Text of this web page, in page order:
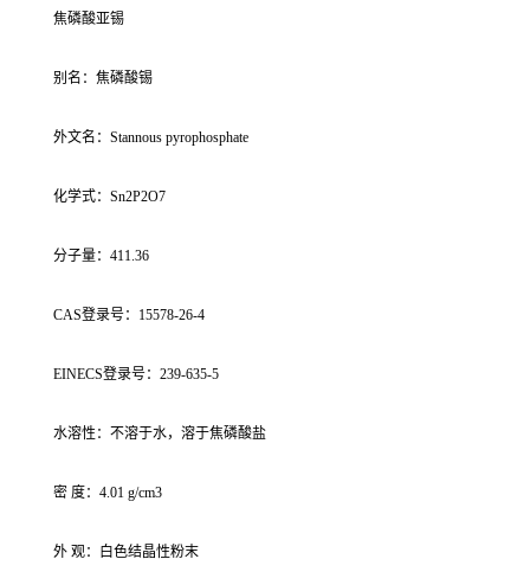
焦磷酸亚锡
别名：焦磷酸锡
外文名：Stannous pyrophosphate
化学式：Sn2P2O7
分子量：411.36
CAS登录号：15578-26-4
EINECS登录号：239-635-5
水溶性：不溶于水，溶于焦磷酸盐
密 度：4.01 g/cm3
外 观：白色结晶性粉末